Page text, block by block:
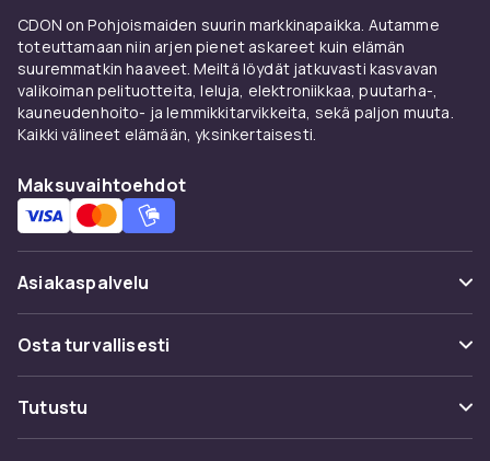
Apple Watch vaatii iPhonen ja on syvästi
integroitu iOS:iin. Siri, Apple Pay ja kaikki Apple-
sovellukset. Apple Watch Ultra on robustteina
malli 60 tunnin akulla.
Wear OS ja Android —
Samsung ja Google Android-
käyttäjille
Samsung Galaxy Watch käyttää Wear OS:ia
One UI Watchilla ja toimii kaikkien Android-
puhelimien kanssa. Google Pixel Watch käyttää
puhdasta Wear OS:ia.
Muoti-älykellot — Fossil ja
Michael Kors
CDON on Pohjoismaiden suurin markkinapaikka. Autamme
toteuttamaan niin arjen pienet askareet kuin elämän
suuremmatkin haaveet. Meiltä löydät jatkuvasti kasvavan
valikoiman pelituotteita, leluja, elektroniikkaa, puutarha-,
kauneudenhoito- ja lemmikkitarvikkeita, sekä paljon muuta.
Kaikki välineet elämään, yksinkertaisesti.
Maksuvaihtoehdot
Asiakaspalvelu
Usein kysyttyä (UKK)
Seuraa pakettia
Osta turvallisesti
Maksuvaihtoehdot
Toimitus
Tutustu